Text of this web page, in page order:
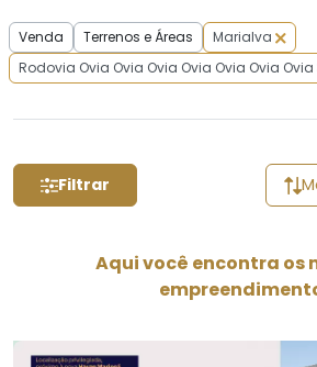
Venda Terrenos e Áreas
Marialva
Rodovia Ovia Ovia Ovia Ovia Ovia Ovia Ovia
Filtrar
Aqui você encontra os